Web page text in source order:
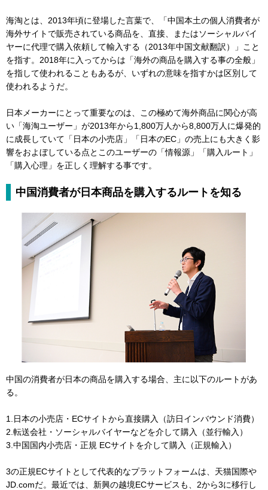
海淘とは、2013年頃に登場した言葉で、「中国本土の個人消費者が
海外サイトで販売されている商品を、直接、またはソーシャルバイ
ヤーに代理で購入依頼して輸入する（2013年中国文献翻訳）」こと
を指す。2018年に入ってからは「海外の商品を購入する事の全般」
を指して使われることもあるが、いずれの意味を指すかは区別して
使われるようだ。
日本メーカーにとって重要なのは、この極めて海外商品に関心が高
い「海淘ユーザー」が2013年から1,800万人から8,800万人に爆発的
に成長していて「日本の小売店」「日本のEC」の売上にも大きく影
響をおよぼしている点とこのユーザーの「情報源」「購入ルート」
「購入心理」を正しく理解する事です。
中国消費者が日本商品を購入するルートを知る
中国の消費者が日本の商品を購入する場合、主に以下のルートがあ
る。
1.日本の小売店・ECサイトから直接購入（訪日インバウンド消費）
2.転送会社・ソーシャルバイヤーなどを介して購入（並行輸入）
3.中国国内小売店・正規 ECサイトを介して購入（正規輸入）
3の正規ECサイトとして代表的なプラットフォームは、天猫国際や
JD.comだ。最近では、新興の越境ECサービスも、2から3に移行し